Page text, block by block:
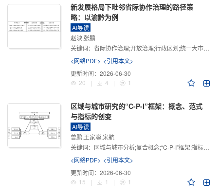
新发展格局下毗邻省际协作治理的路径策
略：以渝黔为例
AI导读
赵映,张鹏
关键词： 省际协作治理;开放治理;行政区划;统一大市场;新发展格局
<网络PDF> <引用本文>
更新时间： 2026-06-30
20
| 4 | 1
区域与城市研究的“C-P-I”框架：概念、范式
与指标的创变
AI导读
曾鹏,王家聪,宋航
关键词： 区域与城市分析;复合概念;“C-P-I”框架;指标体系
<网络PDF> <引用本文>
更新时间： 2026-06-30
15
| 1 | 1